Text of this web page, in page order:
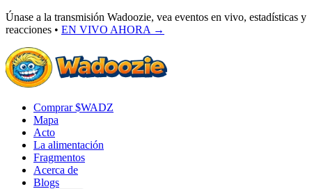
Únase a la transmisión Wadoozie, vea eventos en vivo, estadísticas y
reacciones • EN VIVO AHORA →
Comprar $WADZ
Mapa
Acto
La alimentación
Fragmentos
Acerca de
Blogs